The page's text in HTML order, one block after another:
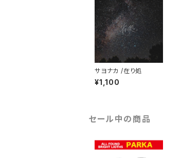
サヨナカ /在り処
¥1,100
セール中の商品